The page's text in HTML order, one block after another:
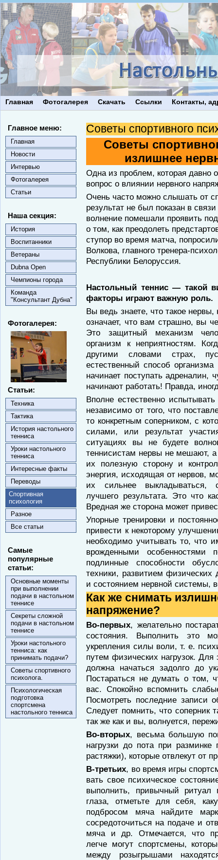
Главная Фотогалерея Скачать Ссылки Контакты,
Главное меню:
Главная
Новости
Интервью
Фотогалерея
Статьи
Наша секция:
История
Воспитанники
Ветераны
Dubna Open
Чемпионы города
Команда
"Консультант Дубна"
Фотогалерея:
Статьи:
Техника
Тактика
История настольного
тенниса
Уроки настольного
тенниса
Интересные факты
Переводы
Спортивная
психология
Разное
Все статьи
Самые
популярные
статьи:
Основные моменты
при выполнении
подачи в настольном
теннисе
Секреты сложной
подачи в настольном
теннисе
Уроки настольного
тенниса: как
принимать подачи?
Советы спортивного
психолога.
Психологическая
подготовка
спортсмена
настольного тенниса
Советы спортивного
Советы
излишнее
Одна из проблем, которая давно
вопрос о влиянии нервного
Очень часто можно слышать от
результат не был по­казан в
волнение помешали проявить
о том, как преодолеть
ступор во время матча,
Волкова, главного тренера-
Республики Бе­лоруссия.
Настольный теннис — такой
факто­ры играют важную роль.
Вы ведь знаете, что такое
озна­чает, что вам страшно, вы
Это защит­ный механизм
организм к неприятнос­тям.
другими словами страх,
естественный способ
начинает поступать адреналин,
начинают работать! Правда,
Вполне естественно
неза­висимо от того, что
то конкрет­ным соперником, с
силами, или ре­зультат
ситуациях вы не будете
теннисистам нервы не мешают, а
их полезную сторону и
энергия, ис­ходящая от нервов,
их сильнее выкла­дываться,
лучшего результата. Это что
Вредная же сторона может
Упорные тренировки и
при­вести к некоторому
необхо­димо учитывать то, что
врожденными особенностями
подлинные способности
техники, развитием
и сос­тоянием нервной системы,
Как же снимать
напряжение?
Во-первых, желательно
состоя­ния. Выполнить это
укрепления силы во­ли, т. е.
путем физических нагрузок. Для
должна начаться задолго до
Пос­тараться не думать о том,
вас. Спокой­но вспомнить
Посмотреть последние записи
Следует помнить, что соперник
так же как и вы, волнуется,
Во-вторых, весьма большую
наг­рузки до пота при разминке
растяжки), которые отвлекут от
В-третьих, во время игры
вать свое психическое
выпол­нить, привычный ритуал
глаза, отметьте для себя,
подбросом мяча найдите
сосредо­точиться на подаче и
мяча и др. От­мечается, что
легче могут спортсмены,
между розыгрышами